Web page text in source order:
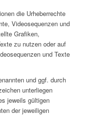
die Urheberrechte
Videosequenzen und
Grafiken,
zu nutzen oder auf
und Texte
und ggf. durch
unterliegen
jeweils gültigen
der jeweiligen